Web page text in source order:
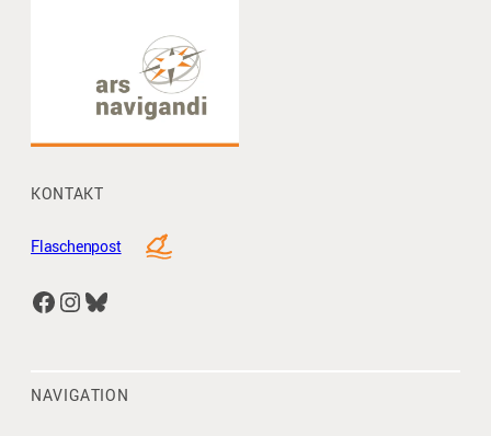
KONTAKT
Flaschenpost
Facebook InstagramBluesky
NAVIGATION